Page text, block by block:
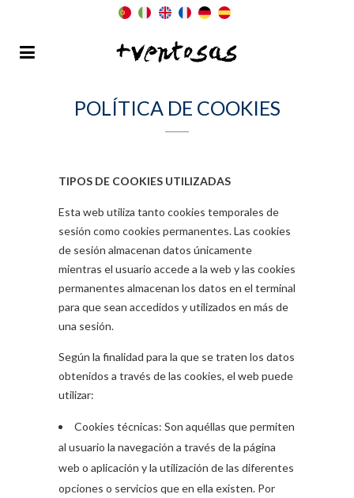
POLÍTICA DE COOKIES
TIPOS DE COOKIES UTILIZADAS
Esta web utiliza tanto cookies temporales de
sesión como cookies permanentes. Las cookies
de sesión almacenan datos únicamente
mientras el usuario accede a la web y las cookies
permanentes almacenan los datos en el terminal
para que sean accedidos y utilizados en más de
una sesión.
Según la finalidad para la que se traten los datos
obtenidos a través de las cookies, el web puede
utilizar:
Cookies técnicas: Son aquéllas que permiten
al usuario la navegación a través de la página
web o aplicación y la utilización de las diferentes
opciones o servicios que en ella existen. Por